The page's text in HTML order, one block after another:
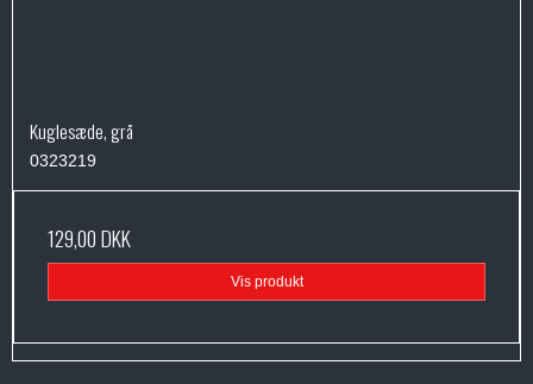
Kuglesæde, grå
0323219
129,00 DKK
Vis produkt